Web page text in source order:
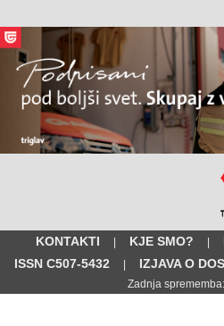
KONTAKTI | KJE SMO? |
ISSN C507-5432
| IZJAVA O
Zadnja